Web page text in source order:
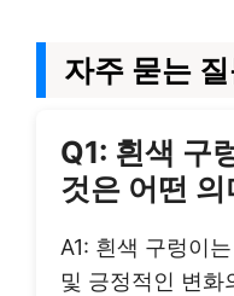
자주 묻는
Q1: 흰색 구
것은 어떤
A1: 흰색 구렁이
및 긍정적인 변화